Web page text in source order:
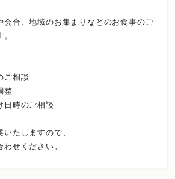
会合、地域のお集まりなどのお食事のご
ご相談
整
日時のご相談
たしますので、
せください。